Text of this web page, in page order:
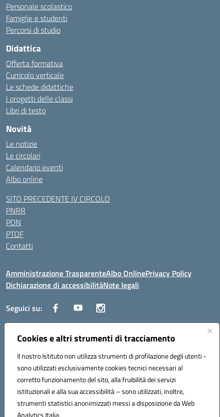
Cookies e altri strumenti di tracciamento
Il nostro Istituto non utilizza strumenti di profilazione degli utenti -
sono utilizzati esclusivamente cookies tecnici necessari al
corretto funzionamento del sito, alla fruibilità dei servizi
istituzionali e alla sua accessibilità – sono utilizzati, inoltre,
strumenti statistici anonimizzati messi a disposizione da Web
Analytics Italia.
Personale scolastico
Famiglie e studenti
Percorsi di studio
Didattica
Offerta formativa
Curricolo verticale
Le schede didattiche
I progetti delle classi
Libri di testo
Novità
Le notizie
Le circolari
Calendario eventi
Albo online
SITO PRECEDENTE IV CIRCOLO
PNRR
PON
PTOF
Contatti
Amministrazione TrasparenteAlbo OnlinePrivacy Policy
Dichiarazione di accessibilitàNote legali
Seguici su:
Traversa Fondo d'Orto n.19B - Cap 80053 - Castellammare di Stabia
(NA) - Tel. 0818701043 - Mail: naic847006@istruzione.it - PEC:
Codice meccanografico: NAIC847006 - Codice iPA: istsc_naic847006 -
C.F. 82009060631 - Codice univoco fatturazione elettronica (CUF):
UFUAUC